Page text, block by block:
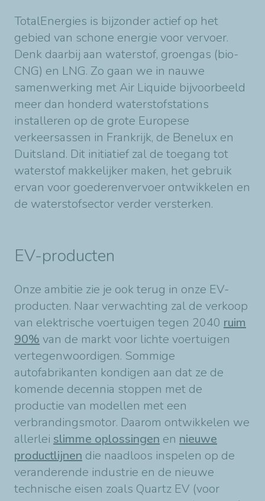
TotalEnergies is bijzonder actief op het
gebied van schone energie voor vervoer.
Denk daarbij aan waterstof, groengas (bio-
CNG) en LNG. Zo gaan we in nauwe
samenwerking met Air Liquide bijvoorbeeld
meer dan honderd waterstofstations
installeren op de grote Europese
verkeersassen in Frankrijk, de Benelux en
Duitsland. Dit initiatief zal de toegang tot
waterstof makkelijker maken, het gebruik
ervan voor goederenvervoer ontwikkelen en
de waterstofsector verder versterken.
EV-producten
Onze ambitie zie je ook terug in onze EV-
producten. Naar verwachting zal de verkoop
van elektrische voertuigen tegen 2040 ruim
90% van de markt voor lichte voertuigen
vertegenwoordigen. Sommige
autofabrikanten kondigen aan dat ze de
komende decennia stoppen met de
productie van modellen met een
verbrandingsmotor. Daarom ontwikkelen we
allerlei slimme oplossingen en nieuwe
productlijnen die naadloos inspelen op de
veranderende industrie en de nieuwe
technische eisen zoals Quartz EV (voor